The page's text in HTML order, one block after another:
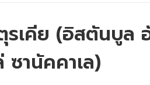
รเคีย (อิสตันบูล
ซานัคคาเล)